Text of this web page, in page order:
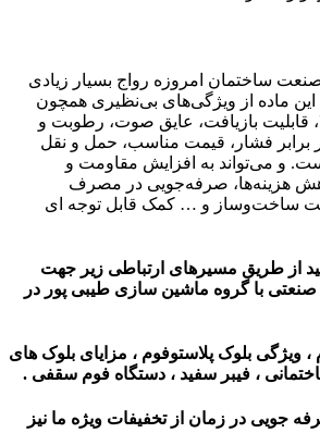
صنعت ساختمان امروزه رواج بسیار زیادی
این ماده از ویژگی‌های بی‌نظیری همچون
قابلیت بازیافت، عایق صوت، رطوبت و
برابر فشار، قیمت مناسب، حمل‌ و نقل
و می‌تواند به افزایش مقاومت و
هزینه‌ها، صرفه‌جویی در مصرف
ساخت‌وساز و … کمک قابل توجه ای
از طریق مسیرهای ارتباطی زیر جهت
صنعتی با گروه ماشین سازی طیبی پور در
ویژگی بلوک پلاستوفوم ، مزایای بلوک های
، فیبر سفید ، دستگاه فوم سقفی .
جویی در زمان از تخفیفات ویژه ما نیز